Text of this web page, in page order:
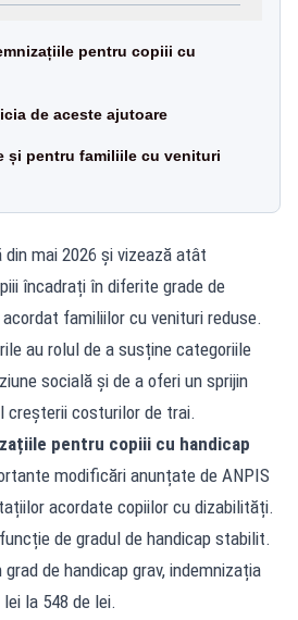
pentru copiii cu
de aceste ajutoare
și pentru familiile cu venituri
mai 2026 și vizează atât
încadrați în diferite grade de
familiilor cu venituri reduse.
au rolul de a susține categoriile
socială și de a oferi un sprijin
costurilor de trai.
pentru copiii cu handicap
modificări anunțate de ANPIS
acordate copiilor cu dizabilități.
de gradul de handicap stabilit.
de handicap grav, indemnizația
la 548 de lei.